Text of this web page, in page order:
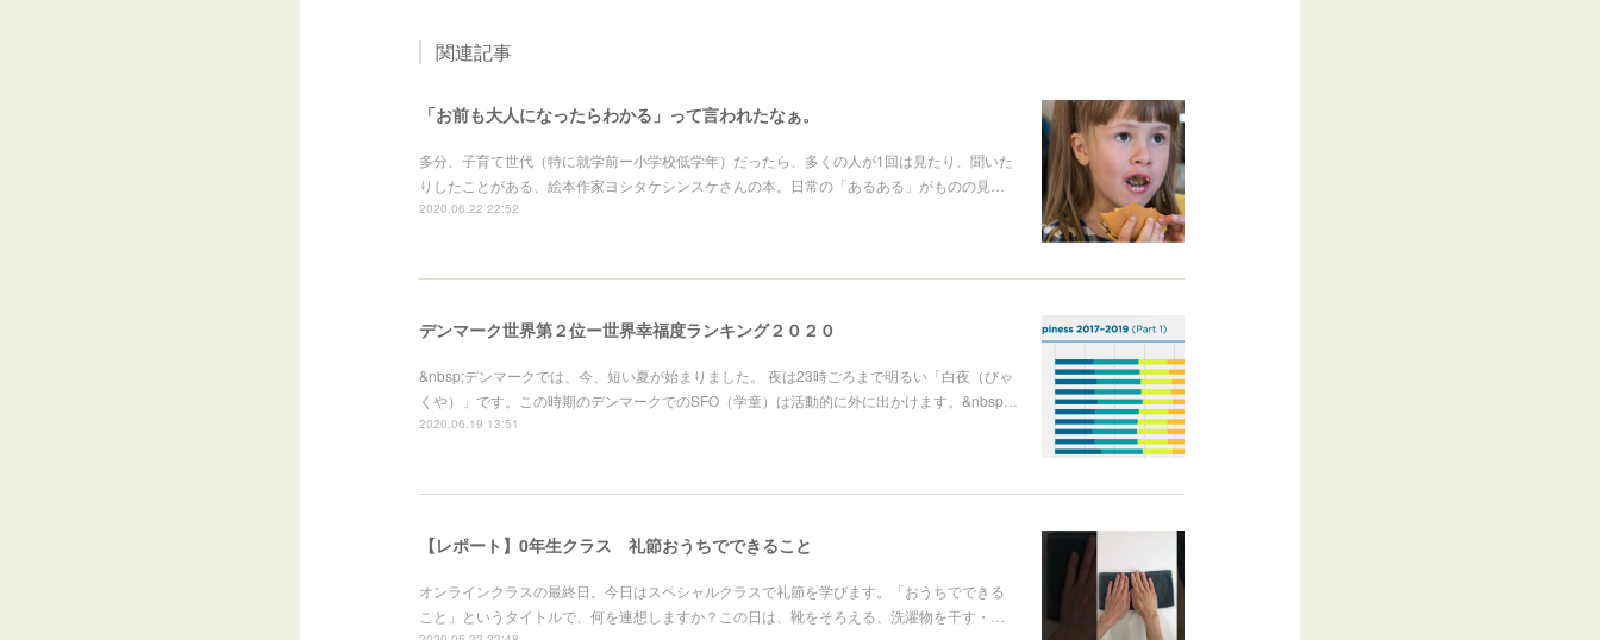
関連記事
「お前も大人になったらわかる」って言われたなぁ。
多分、子育て世代（特に就学前ー小学校低学年）だったら、多くの人が1回は見たり、聞いた
りしたことがある、絵本作家ヨシタケシンスケさんの本。日常の「あるある」がものの見…
2020.06.22 22:52
デンマーク世界第２位ー世界幸福度ランキング２０２０
&nbsp;デンマークでは、今、短い夏が始まりました。 夜は23時ごろまで明るい「白夜（びゃ
くや）」です。この時期のデンマークでのSFO（学童）は活動的に外に出かけます。&nbsp…
2020.06.19 13:51
【レポート】0年生クラス 礼節おうちでできること
オンラインクラスの最終日。今日はスペシャルクラスで礼節を学びます。「おうちでできる
こと」というタイトルで、何を連想しますか？この日は、靴をそろえる、洗濯物を干す・…